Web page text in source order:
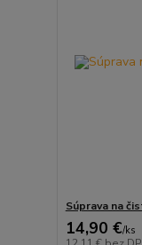
Súprava na
14,90 €/ks